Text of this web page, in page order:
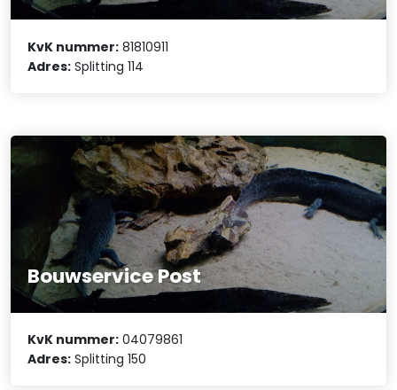
KvK nummer: 81810911
Adres: Splitting 114
Bouwservice Post
KvK nummer: 04079861
Adres: Splitting 150